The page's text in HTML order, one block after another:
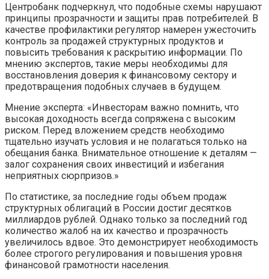
Центробанк подчеркнул, что подобные схемы нарушают
принципы прозрачности и защиты прав потребителей. В
качестве профилактики регулятор намерен ужесточить
контроль за продажей структурных продуктов и
повысить требования к раскрытию информации. По
мнению экспертов, такие меры необходимы для
восстановления доверия к финансовому сектору и
предотвращения подобных случаев в будущем.
Мнение эксперта: «Инвесторам важно помнить, что
высокая доходность всегда сопряжена с высоким
риском. Перед вложением средств необходимо
тщательно изучать условия и не полагаться только на
обещания банка. Внимательное отношение к деталям —
залог сохранения своих инвестиций и избегания
неприятных сюрпризов.»
По статистике, за последние годы объем продаж
структурных облигаций в России достиг десятков
миллиардов рублей. Однако только за последний год
количество жалоб на их качество и прозрачность
увеличилось вдвое. Это демонстрирует необходимость
более строгого регулирования и повышения уровня
финансовой грамотности населения.